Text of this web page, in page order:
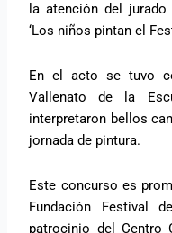
la atención del
‘Los niños pintan el
En el acto se tuvo
Vallenato de la
interpretaron bellos
jornada de pintura.
Este concurso es
Fundación Festival
patrocinio del Centro